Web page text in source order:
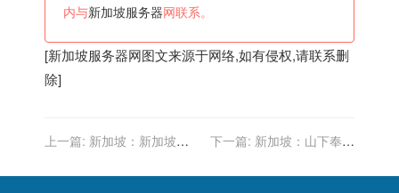
内与新加坡服务器 网联系。
[新加坡服务器网图文来源于网络,如有侵权,请联系删
除]
上一篇: 新加坡：新加坡再
不戴口罩室内活动
下一篇: 新加坡：山下奉文
军，将他们狠狠地羞辱了一